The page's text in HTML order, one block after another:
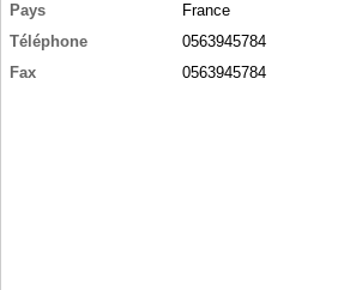
Pays
France
Téléphone
0563945784
Fax
0563945784